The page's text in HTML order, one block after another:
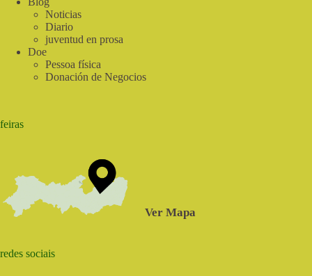
Noticias
Diario
juventud en prosa
Doe
Pessoa física
Donación de Negocios
feiras
Ver Mapa
redes sociais